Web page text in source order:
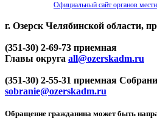
Официальный сайт органов
г. Озерск Челябинской области,
(351-30) 2-69-73 приемная
Главы округа all@ozerskadm.ru
(351-30) 2-55-31 приемная
sobranie@ozerskadm.ru
Обращение гражданина может быть